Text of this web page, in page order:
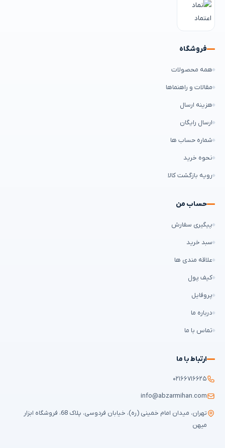
فروشگاه
همه محصولات
مقالات و راهنماها
هزینه ارسال
ارسال رایگان
شماره حساب ها
نحوه خرید
رویه بازگشت کالا
حساب من
پیگیری سفارش
سبد خرید
علاقه مندی ها
کیف پول
پروفایل
درباره ما
تماس با ما
ارتباط با ما
۰۲۱۶۶۷۱۶۶۲۵
info@abzarmihan.com
تهران، میدان امام خمینی (ره)، خیابان فردوسی، پلاک 68، فروشگاه ابزار
میهن